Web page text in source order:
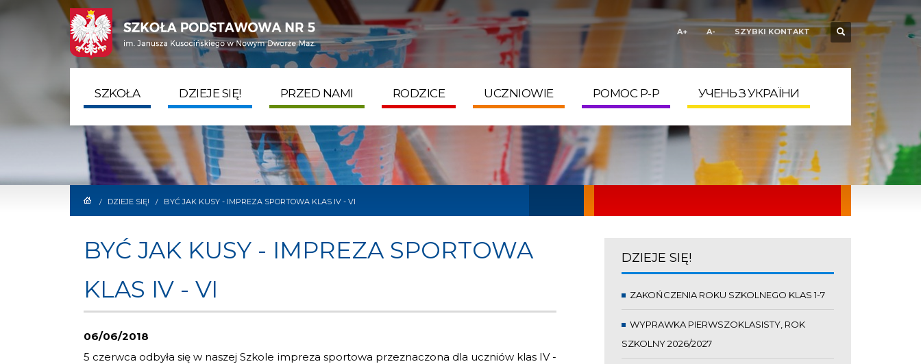
SZYBKI KONTAKT
tel. 22 775 50 75
ADRES
ul. Chemików 1A
GODZINY PRACY
Poniedziałek - Piątek
DEKLARACJA
DOSTĘPNOŚCI
A+ A- SZYBKI KONTAKT
SZKOŁA DZIEJE SIĘ! PRZED NAMI RODZICE UCZNIOWIE POMOC P-P УЧЕНЬ З УКРАЇНИ
/ DZIEJE SIĘ! / BYĆ JAK KUSY - IMPREZA SPORTOWA KLAS IV - VI
BYĆ JAK KUSY - IMPREZA SPORTOWA
KLAS IV - VI
06/06/2018
5 czerwca odbyła się w naszej Szkole impreza sportowa przeznaczona dla uczniów klas IV -
DZIEJE SIĘ!
ZAKOŃCZENIA ROKU SZKOLNEGO KLAS 1-7
WYPRAWKA PIERWSZOKLASISTY, ROK
SZKOLNY 2026/2027